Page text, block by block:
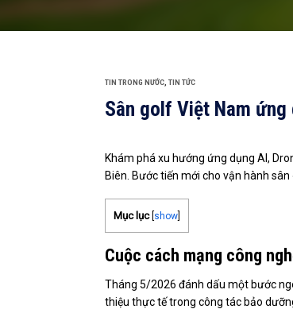
TIN TRONG NƯỚC TIN TỨC
Sân golf Việt Nam
Khám phá xu hướng ứng dụng AI,
Biên. Bước tiến mới cho vận hành sân
Mục lục show
Cuộc cách mạng công
Tháng 5/2026 đánh dấu một bước
thiệu thực tế trong công tác bảo